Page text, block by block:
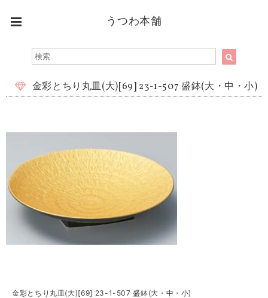
うつわ本舗
金彩とちり丸皿(大)[69] 23-1-507 盛鉢(大・中・小)
金彩とちり丸皿(大)[69] 23-1-507 盛鉢(大・中・小)